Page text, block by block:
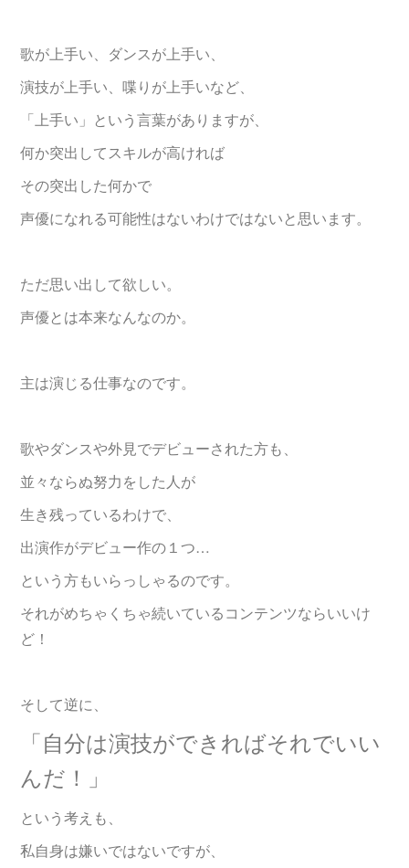
歌が上手い、ダンスが上手い、
演技が上手い、喋りが上手いなど、
「上手い」という言葉がありますが、
何か突出してスキルが高ければ
その突出した何かで
声優になれる可能性はないわけではないと思います。
ただ思い出して欲しい。
声優とは本来なんなのか。
主は演じる仕事なのです。
歌やダンスや外見でデビューされた方も、
並々ならぬ努力をした人が
生き残っているわけで、
出演作がデビュー作の１つ…
という方もいらっしゃるのです。
それがめちゃくちゃ続いているコンテンツならいいけ
ど！
そして逆に、
「自分は演技ができればそれでいい
んだ！」
という考えも、
私自身は嫌いではないですが、